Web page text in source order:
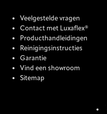
Veelgestelde vragen
Contact met Luxaflex®
Producthandleidingen
Reinigingsinstructies
Garantie
Vind een showroom
Sitemap